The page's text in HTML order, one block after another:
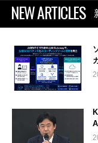
NEW ARTICLES